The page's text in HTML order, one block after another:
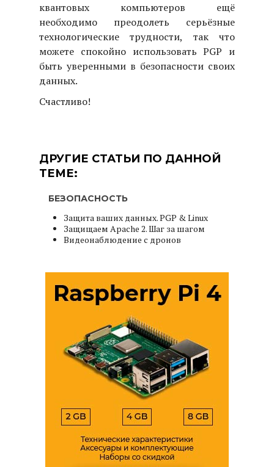
квантовых компьютеров ещё
необходимо преодолеть серьёзные
технологические трудности, так что
можете спокойно использовать PGP и
быть уверенными в безопасности своих
данных.
Счастливо!
ДРУГИЕ СТАТЬИ ПО ДАННОЙ
ТЕМЕ:
БЕЗОПАСНОСТЬ
Защита ваших данных. PGP & Linux
Защищаем Apache 2. Шаг за шагом
Видеонаблюдение с дронов